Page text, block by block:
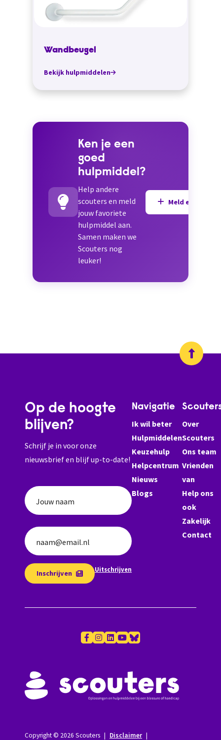
Wandbeugel
Bekijk hulpmiddelen
Ken je een
goed
hulpmiddel?
Help andere
scouters en meld
jouw favoriete
hulpmiddel aan.
Samen maken we
Scouters nog
leuker!
Meld een
Op de hoogte
blijven?
Schrijf je in voor onze
nieuwsbrief en blijf up-to-date!
Jouw naam
naam@email.nl
Inschrijven Uitschrijven
Navigatie
Ik wil beter
Hulpmiddelen
Keuzehulp
Helpcentrum
Nieuws
Blogs
Over
Scouters
Ons team
Vrienden
van
Help ons
ook
Zakelijk
Contact
Copyright © 2026 Scouters | Disclaimer |